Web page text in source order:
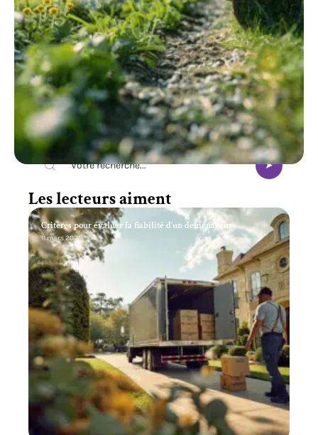
Recherche
Les lecteurs aiment
Critères pour évaluer la fiabilité d’un déménageur
11 mars 2026